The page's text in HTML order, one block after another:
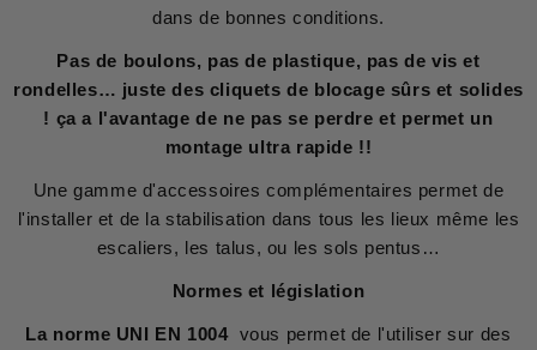
dans de bonnes conditions.
Pas de boulons, pas de plastique, pas de vis et
rondelles… juste des cliquets de blocage sûrs et solides
! ça a l'avantage de ne pas se perdre et permet un
montage ultra rapide !!
Une gamme d'accessoires complémentaires permet de
l'installer et de la stabilisation dans tous les lieux même les
escaliers, les talus, ou les sols pentus…
Normes et législation
La norme UNI EN 1004vous permet de l'utiliser sur des